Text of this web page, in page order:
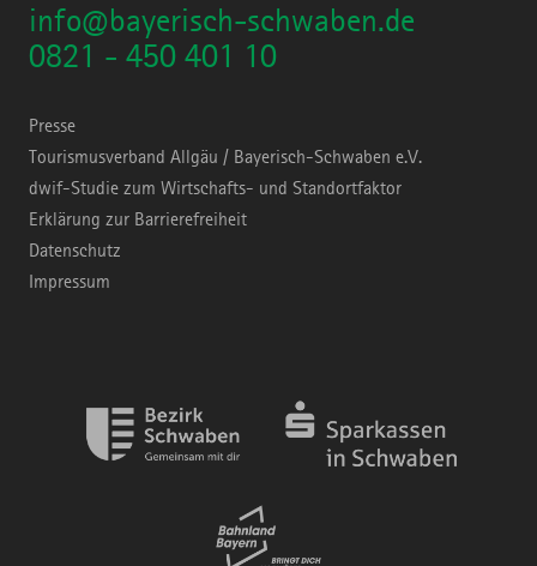
info@bayerisch-schwaben.de
0821 - 450 401 10
Presse
Tourismusverband Allgäu / Bayerisch-Schwaben e.V.
dwif-Studie zum Wirtschafts- und Standortfaktor
Erklärung zur Barrierefreiheit
Datenschutz
Impressum